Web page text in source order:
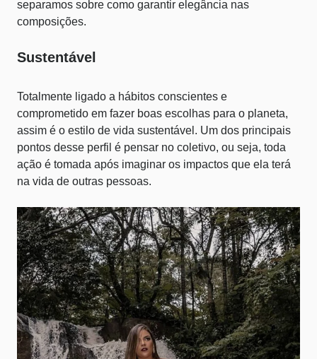
separamos sobre como garantir elegância nas
composições.
Sustentável
Totalmente ligado a hábitos conscientes e
comprometido em fazer boas escolhas para o planeta,
assim é o estilo de vida sustentável. Um dos principais
pontos desse perfil é pensar no coletivo, ou seja, toda
ação é tomada após imaginar os impactos que ela terá
na vida de outras pessoas.